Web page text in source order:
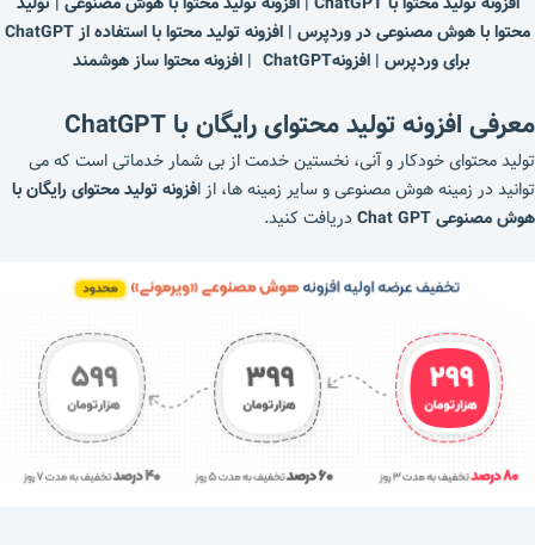
محتوا با هوش مصنوعی در وردپرس | افزونه تولید محتوا با استفاده از ChatGPT
برای وردپرس | افزونهChatGPT | افزونه محتوا ساز هوشمند
معرفی افزونه تولید محتوای رایگان با ChatGPT
تولید محتوای خودکار و آنی، نخستین خدمت از بی شمار خدماتی است که می
توانید در زمینه هوش مصنوعی و سایر زمینه ها، از افزونه تولید محتوای رایگان با
هوش مصنوعی Chat GPT
دریافت کنید.